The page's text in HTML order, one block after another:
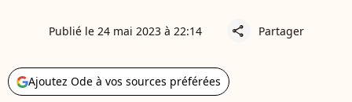
Publié le 24 mai 2023 à 22:14 share Partager
Ajoutez Ode à vos sources préférées